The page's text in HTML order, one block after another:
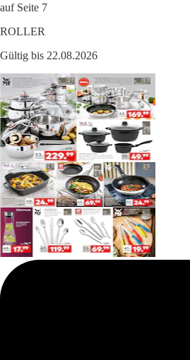
auf Seite 7
ROLLER
Gültig bis 22.08.2026